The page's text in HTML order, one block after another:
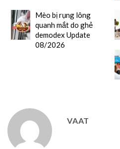
Mèo bị rụng lông
quanh mắt do ghẻ
demodex Update
08/2026
VAAT